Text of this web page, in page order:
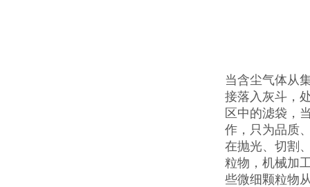
当含尘气体从
接落入灰斗，
区中的滤袋，
作，只为品质
在抛光、切割
粒物，机械加
些微细颗粒物